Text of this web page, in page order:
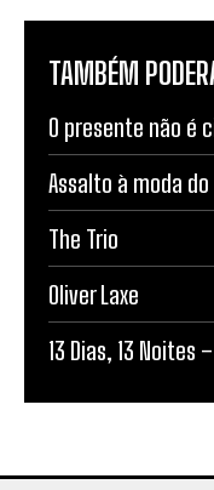
TAMBÉM
O presente não é
Assalto à moda do
The Trio
Oliver Laxe
13 Dias, 13 Noites